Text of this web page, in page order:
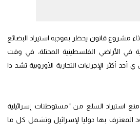
مشروع قانون يحظر بموجبه استيراد البضائع
في الأراضي الفلسطينية المحتلة، في وقت
أكثر الإجراءات التجارية الأوروبية تشد دا
استيراد السلع من “مستوطنات إسرائيلية
المعترف بها دوليا لإسرائيل وتشمل كل ما